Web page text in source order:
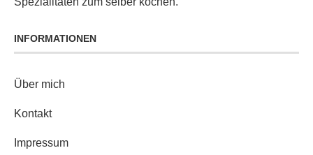
INFORMATIONEN
Über mich
Kontakt
Impressum